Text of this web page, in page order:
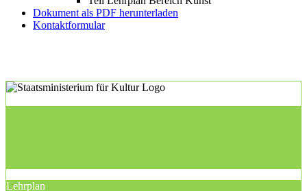
Dokument als PDF herunterladen
Kontaktformular
Lehrplan